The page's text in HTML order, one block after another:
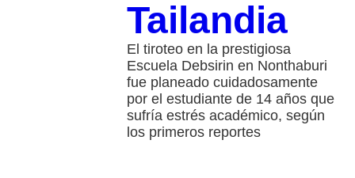
Tailandia
El tiroteo en la prestigiosa
Escuela Debsirin en Nonthaburi
fue planeado cuidadosamente
por el estudiante de 14 años que
sufría estrés académico, según
los primeros reportes